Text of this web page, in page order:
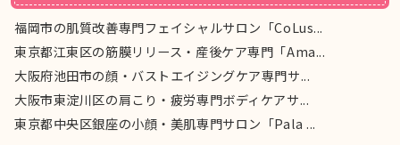
福岡市の肌質改善専門フェイシャルサロン「CoLus...
東京都江東区の筋膜リリース・産後ケア専門「Ama...
大阪府池田市の顔・バストエイジングケア専門サ...
大阪市東淀川区の肩こり・疲労専門ボディケアサ...
東京都中央区銀座の小顔・美肌専門サロン「Pala ...